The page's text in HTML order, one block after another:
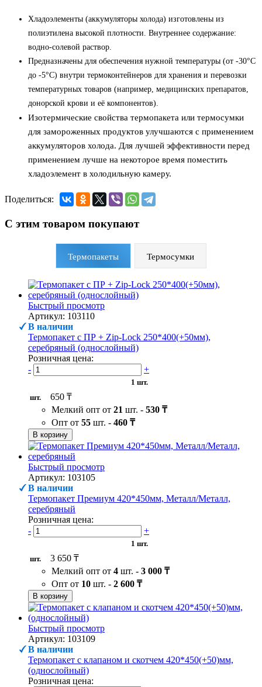
Хладоэлементы (аккумуляторы холода) изготовлены из
полиэтилена высокой плотности. Внутреннее содержание:
водно-солевой раствор.
Предназначены для обеспечения нужной температуры (от -30°С
до -5°С) внутри термоконтейнеров для хранения и перевозки
температурных товаров (например, медицинских препаратов,
донорской крови и её компонентов).
Изотермические свойства термопакета или термосумки
для замороженных продуктов улучшаются с применением
аккумуляторов холода. Для лучшей эффективности перед
применением лучше на некоторое время поместить
хладоэлемент в холодильную камеру.
Поделиться:
С этим товаром покупают
Термопакеты Термосумки
Быстрый просмотр
Артикул: 103110
В наличии
Термопакет с ПР + Zip-Lock 250*400(+50мм),
серебряный (однослойный)
Розничная цена:
-
+
1 шт.
шт.
650 ₸
Мелкий опт от 21 шт. - 530 ₸
Опт от 55 шт. - 460 ₸
В корзину
Быстрый просмотр
Артикул: 103105
В наличии
Термопакет Премиум 420*450мм, Металл/Металл,
серебряный
Розничная цена:
-
+
1 шт.
шт.
3 650 ₸
Мелкий опт от 4 шт. - 3 000 ₸
Опт от 10 шт. - 2 600 ₸
В корзину
Быстрый просмотр
Артикул: 103109
В наличии
Термопакет с клапаном и скотчем 420*450(+50)мм,
(однослойный)
Розничная цена: